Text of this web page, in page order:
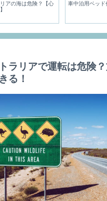
アの海は危険？【心
車中泊用ベッド
ラリアで運転は危険
る！